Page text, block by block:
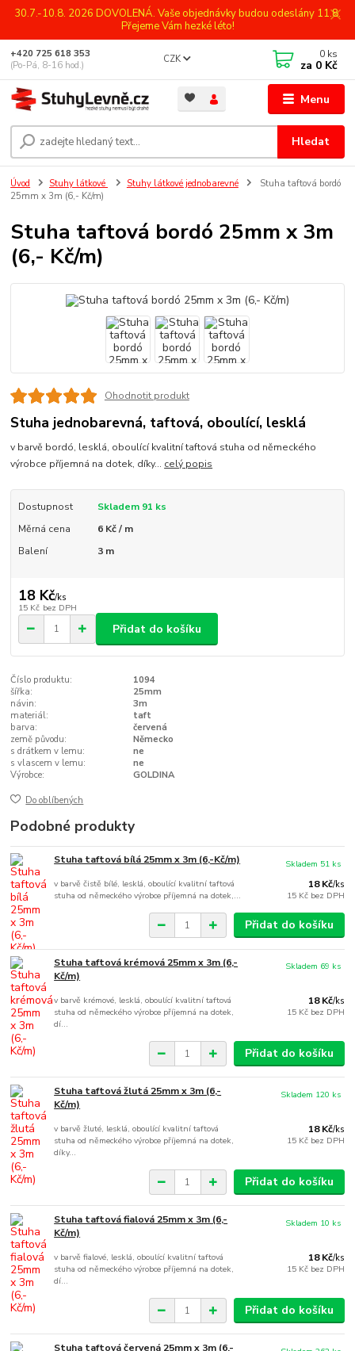
30.7.-10.8. 2026 DOVOLENÁ. Vaše objednávky budou odeslány 11.8.
Přejeme Vám hezké léto!
Menu
CZK
Hledat
+420 725 618 353
(Po-Pá, 8-16 hod.)
0 ks
za 0 Kč
Úvod Stuhy látkové Stuhy látkové jednobarevné
Stuha taftová bordó
25mm x 3m (6,- Kč/m)
Stuha taftová bordó 25mm x 3m
(6,- Kč/m)
Ohodnotit produkt
Stuha jednobarevná, taftová, oboulící, lesklá
v barvě bordó, lesklá, oboulící kvalitní taftová stuha od německého
výrobce příjemná na dotek, díky... celý popis
Dostupnost
Skladem 91 ks
Měrná cena
6 Kč / m
Balení
3 m
18 Kč/ks
15 Kč bez DPH
Přidat do košíku
Číslo produktu:
1094
šířka:
25mm
návin:
3m
materiál:
taft
barva:
červená
země původu:
Německo
s drátkem v lemu:
ne
s vlascem v lemu:
ne
Výrobce:
GOLDINA
Do oblíbených
Podobné produkty
Stuha taftová bílá 25mm x 3m (6,-Kč/m)
v barvě čistě bílé, lesklá, oboulící kvalitní taftová
stuha od německého výrobce příjemná na dotek,...
18 Kč/ks
15 Kč bez DPH
Skladem 51 ks
Přidat do košíku
Stuha taftová krémová 25mm x 3m (6,-
Kč/m)
v barvě krémové, lesklá, oboulící kvalitní taftová
stuha od německého výrobce příjemná na dotek,
dí...
18 Kč/ks
15 Kč bez DPH
Skladem 69 ks
Přidat do košíku
Stuha taftová žlutá 25mm x 3m (6,-
Kč/m)
v barvě žluté, lesklá, oboulící kvalitní taftová
stuha od německého výrobce příjemná na dotek,
díky...
18 Kč/ks
15 Kč bez DPH
Skladem 120 ks
Přidat do košíku
Stuha taftová fialová 25mm x 3m (6,-
Kč/m)
v barvě fialové, lesklá, oboulící kvalitní taftová
stuha od německého výrobce příjemná na dotek,
dí...
18 Kč/ks
15 Kč bez DPH
Skladem 10 ks
Přidat do košíku
Stuha taftová červená 25mm x 3m (6,-